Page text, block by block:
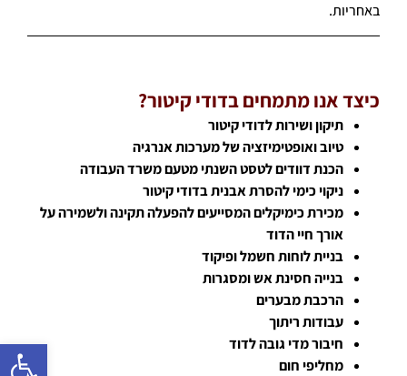
באחריות.
כיצד אנו מתמחים בדודי קיטור?
תיקון ושירות לדודי קיטור
טיוב ואופטימיזציה של מערכות אנרגיה
הכנת דוודים לטסט השנתי מטעם משרד העבודה
ניקוי כימי להסרת אבנית בדודי קיטור
מכירת כימיקלים המסייעים להפעלה תקינה ולשמירה על
אורך חיי הדוד
בניית לוחות חשמל ופיקוד
בנייה חסינת אש ומסגרות
הרכבת מבערים
עבודות ריתוך
חיבור מדי גובה לדוד
מחליפי חום